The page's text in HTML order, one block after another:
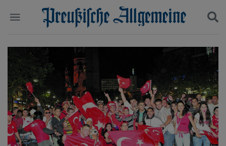
Wirtschaft
Panorama
Gesellschaft
Leben
Geschichte
Ostpreußen
Pommern
Suchen und finden